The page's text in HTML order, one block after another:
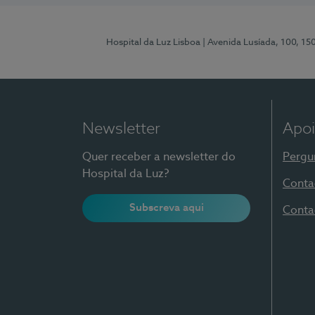
Hospital da Luz Lisboa | Avenida Lusíada, 100,
Newsletter
Quer receber a newsletter do
Hospital da Luz?
Subscreva aqui